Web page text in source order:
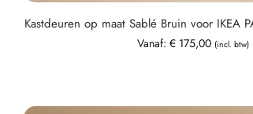
Kastdeuren op maat Sablé Bruin voor IKEA
Vanaf: €175,00 (incl. btw)